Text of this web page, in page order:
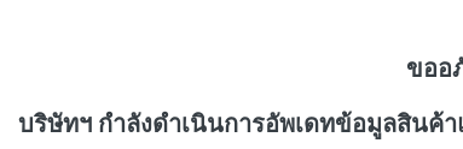
ขออ
บริษัทฯ กำลังดำเนินการอัพเดทข้อมูลสินค้